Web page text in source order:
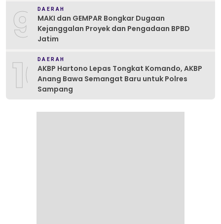
9 DAERAH
MAKI dan GEMPAR Bongkar Dugaan
Kejanggalan Proyek dan Pengadaan BPBD
Jatim
10DAERAH
AKBP Hartono Lepas Tongkat Komando, AKBP
Anang Bawa Semangat Baru untuk Polres
Sampang